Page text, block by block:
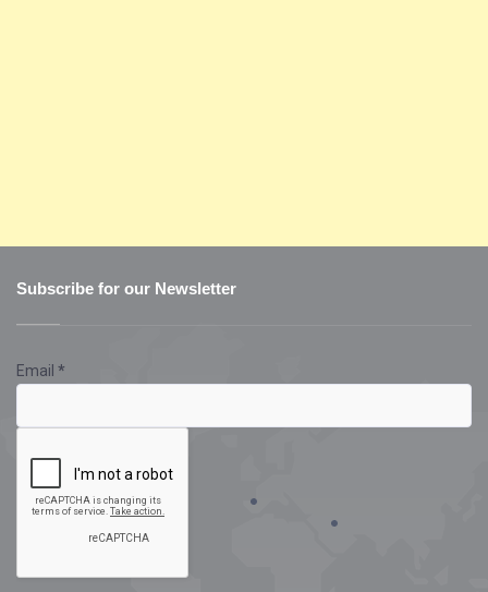
Subscribe for our Newsletter
Email *